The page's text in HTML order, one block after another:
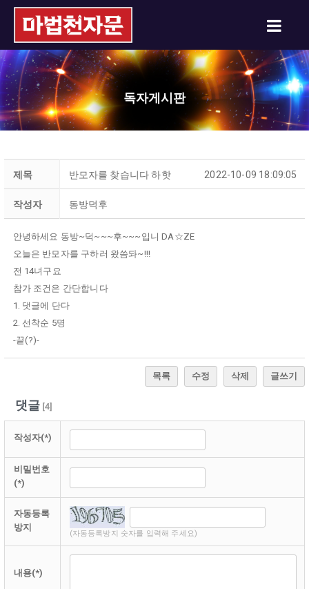
독자게시판
제목 반모자를 찾습니다 하핫 2022-10-09 18:09:05
작성자 동방덕후
안녕하세요 동방~덕~~~후~~~입니 DA☆ZE
오늘은 반모자를 구하러 왔씀돠~!!!
전 14녀구요
참가 조건은 간단합니다
1. 댓글에 단다
2. 선착순 5명
-끝(?)-
목록 수정 삭제 글쓰기
댓글[4]
작성자(*)
비밀번호
(*)
자동등록
방지
(자동등록방지 숫자를 입력해 주세요)
내용(*)